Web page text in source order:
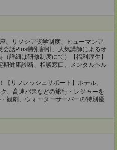
、リソシア奨学制度、ヒューマンア
話Plus特別割引、人気講師によるオ
詳細は研修制度にて）【福利厚生】
健康診断、相談窓口、メンタルヘル
【リフレッシュサポート】ホテル、
、高速バスなどの旅行・レジャーを
観劇、ウォーターサーバーの特別優